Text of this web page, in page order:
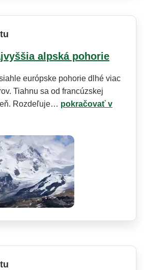
alpská pohorie
európske pohorie dlhé viac
Tiahnu sa od francúzskej
Rozdeľuje… pokračovať v